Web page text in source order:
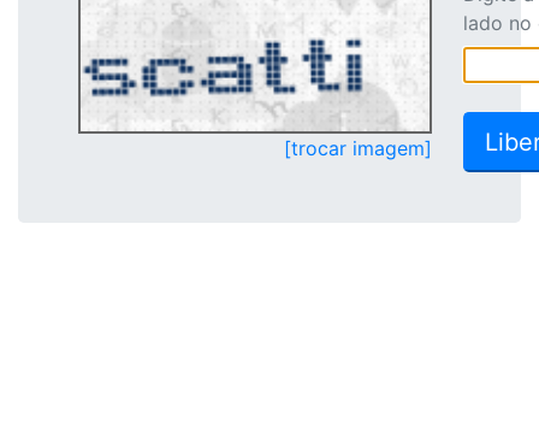
[trocar imagem]
lado no